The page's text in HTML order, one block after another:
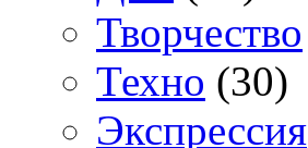
Творчество
Техно (30)
Экспрессия